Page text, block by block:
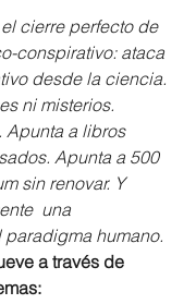
cierre perfecto de
conspirativo: ataca
desde la ciencia.
ni misterios.
Apunta a libros
Apunta a 500
sin renovar. Y
una
humano.
a través de